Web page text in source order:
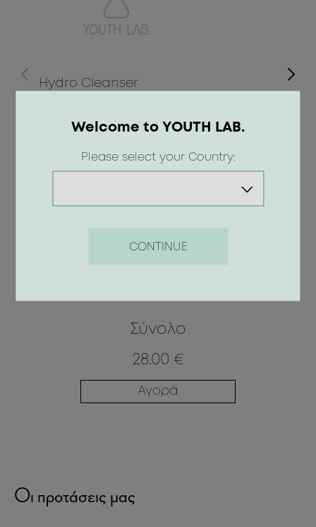
Hydro Cleanser
Προσθήκη
Σύνολο
28.00 €
Αγορά
Οι προτάσεις μας
Welcome to YOUTH LAB.
Please select your Country:
CONTINUE